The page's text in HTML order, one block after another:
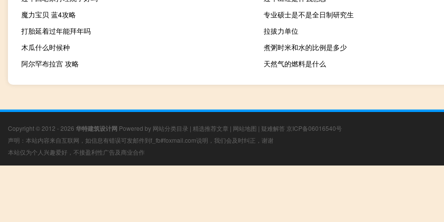
魔力宝贝 蓝4攻略
专业硕士是不是全日制研究生
打胎延着过年能拜年吗
拉拔力单位
木瓜什么时候种
煮粥时米和水的比例是多少
阿尔罕布拉宫 攻略
天然气的燃料是什么
Copyright © 2012 - 2026 华特建筑设计网 Powered by 网站分类目录 | 精选推荐文章 | 网站地图 | 疑难解答 京ICP备06016540号
声明：本站内容来自互联网，如信息有错误可发邮件到f_fb#foxmail.com说明，我们会及时纠正，谢谢
本站仅为个人兴趣爱好，不接盈利性广告及商业合作